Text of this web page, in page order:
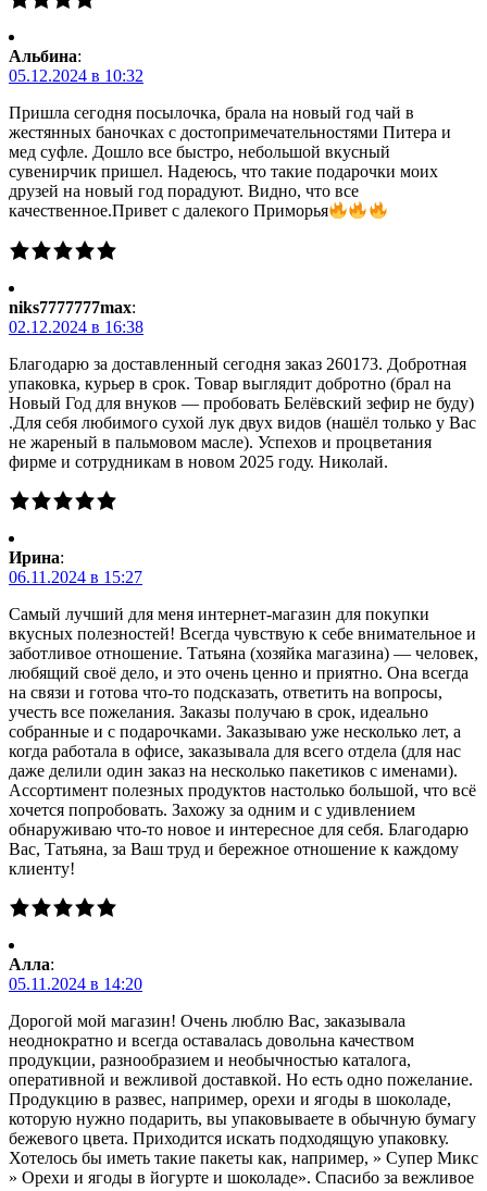
Альбина:
05.12.2024 в 10:32
Пришла сегодня посылочка, брала на новый год чай в
жестянных баночках с достопримечательностями Питера и
мед суфле. Дошло все быстро, небольшой вкусный
сувенирчик пришел. Надеюсь, что такие подарочки моих
друзей на новый год порадуют. Видно, что все
качественное.Привет с далекого Приморья
niks7777777max:
02.12.2024 в 16:38
Благодарю за доставленный сегодня заказ 260173. Добротная
упаковка, курьер в срок. Товар выглядит добротно (брал на
Новый Год для внуков — пробовать Белёвский зефир не буду)
.Для себя любимого сухой лук двух видов (нашёл только у Вас
не жареный в пальмовом масле). Успехов и процветания
фирме и сотрудникам в новом 2025 году. Николай.
Ирина:
06.11.2024 в 15:27
Самый лучший для меня интернет-магазин для покупки
вкусных полезностей! Всегда чувствую к себе внимательное и
заботливое отношение. Татьяна (хозяйка магазина) — человек,
любящий своё дело, и это очень ценно и приятно. Она всегда
на связи и готова что-то подсказать, ответить на вопросы,
учесть все пожелания. Заказы получаю в срок, идеально
собранные и с подарочками. Заказываю уже несколько лет, а
когда работала в офисе, заказывала для всего отдела (для нас
даже делили один заказ на несколько пакетиков с именами).
Ассортимент полезных продуктов настолько большой, что всё
хочется попробовать. Захожу за одним и с удивлением
обнаруживаю что-то новое и интересное для себя. Благодарю
Вас, Татьяна, за Ваш труд и бережное отношение к каждому
клиенту!
Алла:
05.11.2024 в 14:20
Дорогой мой магазин! Очень люблю Вас, заказывала
неоднократно и всегда оставалась довольна качеством
продукции, разнообразием и необычностью каталога,
оперативной и вежливой доставкой. Но есть одно пожелание.
Продукцию в развес, например, орехи и ягоды в шоколаде,
которую нужно подарить, вы упаковываете в обычную бумагу
бежевого цвета. Приходится искать подходящую упаковку.
Хотелось бы иметь такие пакеты как, например, » Супер Микс
» Орехи и ягоды в йогурте и шоколаде». Спасибо за вежливое